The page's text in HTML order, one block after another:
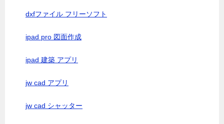
dxfファイル フリーソフト
ipad pro 図面作成
ipad 建築 アプリ
jw cad アプリ
jw cad シャッター